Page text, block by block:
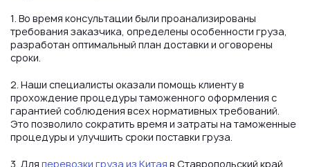
1. Во время консультации были проанализированы
требования заказчика, определены особенности груза,
разработан оптимальный план доставки и оговорены
сроки.
2. Наши специалисты оказали помощь клиенту в
прохождение процедуры таможенного оформления с
гарантией соблюдения всех нормативных требований.
Это позволило сократить время и затраты на таможенные
процедуры и улучшить сроки поставки груза.
3. Для перевозки груза из Китая в Ставропольский край